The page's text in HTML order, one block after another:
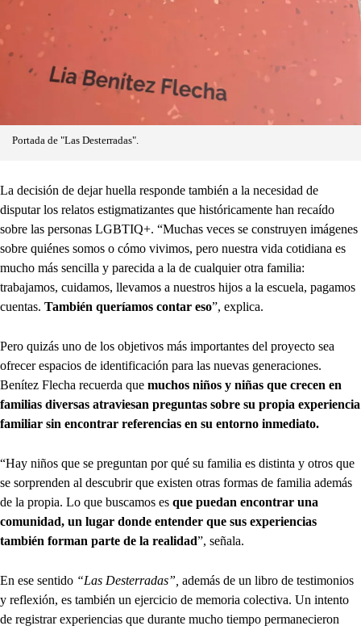
Portada de "Las Desterradas".
La decisión de dejar huella responde también a la necesidad de
disputar los relatos estigmatizantes que históricamente han recaído
sobre las personas LGBTIQ+. “Muchas veces se construyen imágenes
sobre quiénes somos o cómo vivimos, pero nuestra vida cotidiana es
mucho más sencilla y parecida a la de cualquier otra familia:
trabajamos, cuidamos, llevamos a nuestros hijos a la escuela, pagamos
cuentas. También queríamos contar eso”, explica.
Pero quizás uno de los objetivos más importantes del proyecto sea
ofrecer espacios de identificación para las nuevas generaciones.
Benítez Flecha recuerda que muchos niños y niñas que crecen en
familias diversas atraviesan preguntas sobre su propia experiencia
familiar sin encontrar referencias en su entorno inmediato.
“Hay niños que se preguntan por qué su familia es distinta y otros que
se sorprenden al descubrir que existen otras formas de familia además
de la propia. Lo que buscamos es que puedan encontrar una
comunidad, un lugar donde entender que sus experiencias
también forman parte de la realidad”, señala.
En ese sentido “Las Desterradas”, además de un libro de testimonios
y reflexión, es también un ejercicio de memoria colectiva. Un intento
de registrar experiencias que durante mucho tiempo permanecieron